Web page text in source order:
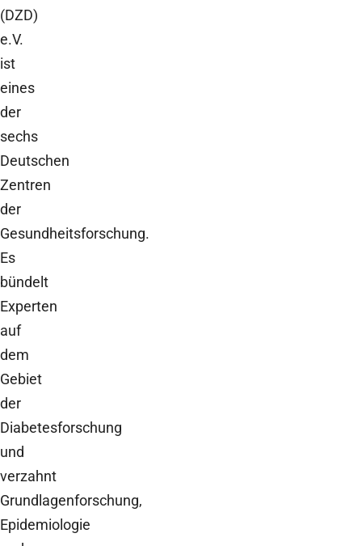
(DZD)
e.V.
ist
eines
der
sechs
Deutschen
Zentren
der
Gesundheitsforschung.
Es
bündelt
Experten
auf
dem
Gebiet
der
Diabetesforschung
und
verzahnt
Grundlagenforschung,
Epidemiologie